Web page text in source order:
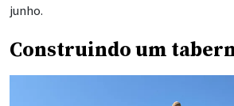
junho.
Construindo um